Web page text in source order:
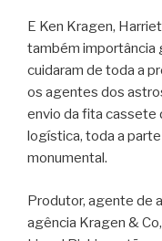
E Ken Kragen,
também importância
cuidaram de toda a
os agentes dos
envio da fita cassete
logística, toda a
monumental.
Produtor, agente de
agência Kragen &